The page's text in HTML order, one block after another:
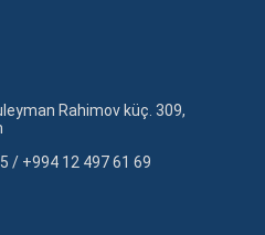
Rahimov küç. 309,
/ +994 12 497 61 69